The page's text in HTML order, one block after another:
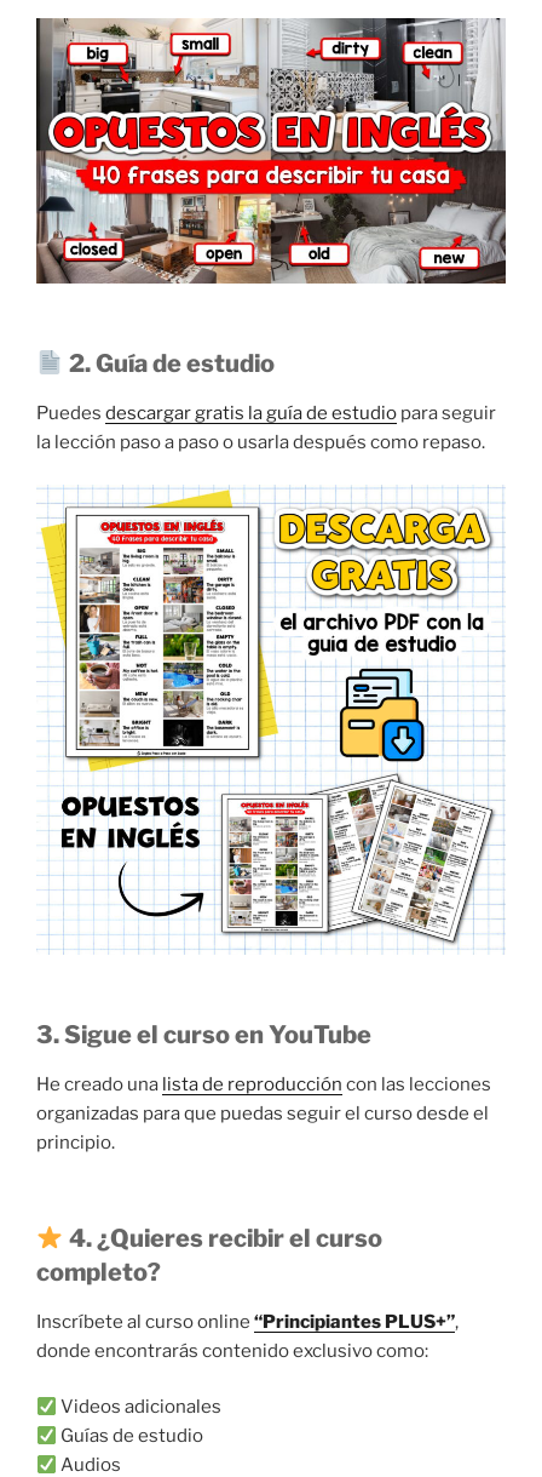
2. Guía de estudio
Puedes descargar gratis la guía de estudio para seguir
la lección paso a paso o usarla después como repaso.
3. Sigue el curso en YouTube
He creado una lista de reproducción con las lecciones
organizadas para que puedas seguir el curso desde el
principio.
4. ¿Quieres recibir el curso
completo?
Inscríbete al curso online “Principiantes PLUS+”,
donde encontrarás contenido exclusivo como:
Videos adicionales
Guías de estudio
Audios